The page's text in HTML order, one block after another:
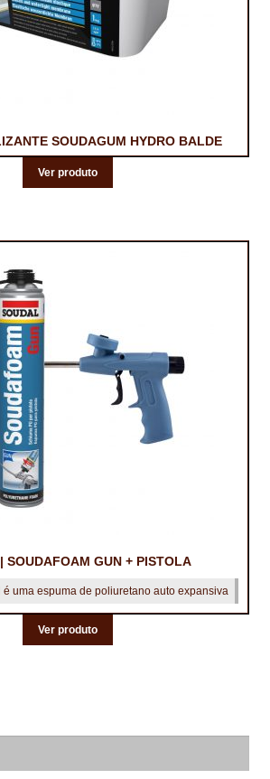
SOUDAGUM HYDRO BALDE
Ver produto
SOUDAFOAM GUN + PISTOLA
é uma espuma de poliuretano auto expansiva
Ver produto